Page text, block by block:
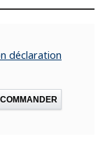
déclaration
COMMANDER